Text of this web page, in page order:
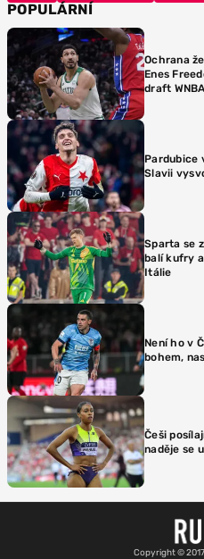
POPULÁRNÍ
Ochrana
Enes
draft WNBA
Pardubice
Slavii
Sparta se
balí kufry
Itálie
Není ho v
bohem,
Češi
naděje se
Copyright ©